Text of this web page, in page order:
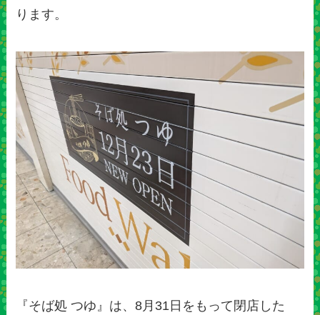
ります。
『そば処 つゆ』は、8月31日をもって閉店した